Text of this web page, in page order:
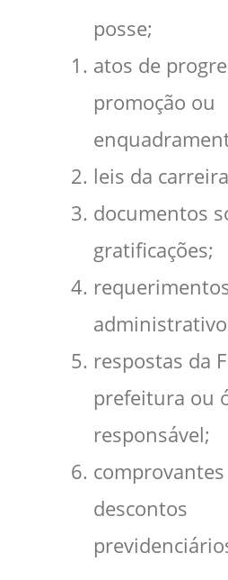
posse;
atos de
promoção ou
leis da
documentos
gratificações;
respostas da
prefeitura ou
responsável;
descontos